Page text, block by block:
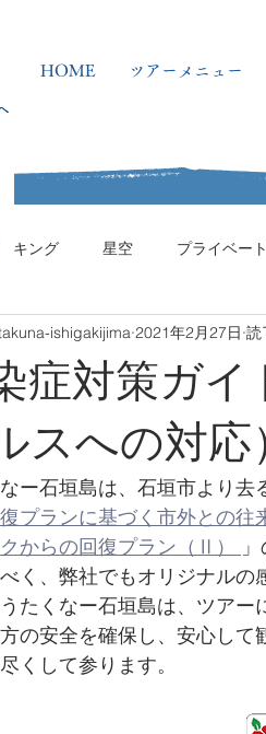
HOME ツアーメニュー
キング 星空 プライベー
症対策ガイ
スへの対応
ishigakijima 2021年2月27日 読
ー石垣島は、石垣市より去
プランに基づく市外との往
からの回復プラン（Ⅱ）
く、弊社でもオリジナルの
たくなー石垣島は、ツア
の安全を確保し、安心して
くして参ります。